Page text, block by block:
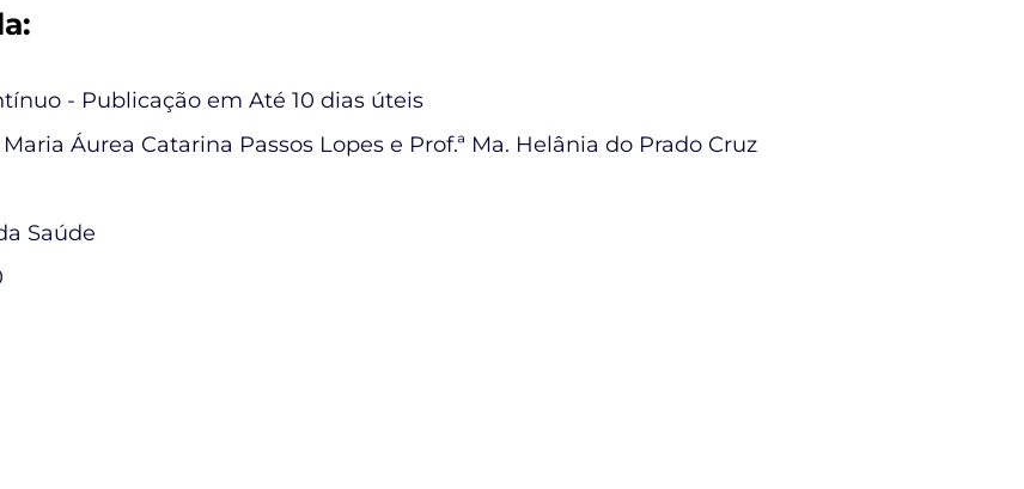
- Publicação em Até 10 dias úteis
Maria Áurea Catarina Passos Lopes e Prof.ª Ma. Helânia do Prado Cruz
Saúde